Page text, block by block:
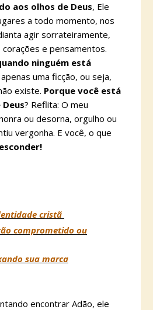
aos olhos de Deus, Ele
a todo momento, nos
agir sorrateiramente,
e pensamentos.
ninguém está
uma ficção, ou seja,
existe. Porque você está
? Reflita: O meu
ou desorna, orgulho ou
vergonha. E você, o que
cristã
comprometido ou
sua marca
encontrar Adão, ele